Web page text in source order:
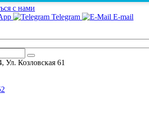
с нами
Telegram
E-mail
Ул. Козловская 61